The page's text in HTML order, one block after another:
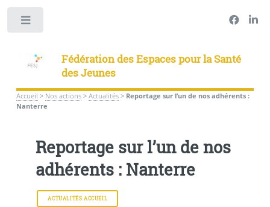
Fédération des Espaces pour la Santé
des Jeunes
Accueil > Nos actions> Actualités> Reportage sur l’un de nos adhérents :
Nanterre
Reportage sur l’un de nos
adhérents : Nanterre
ACTUALITÉS ACCUEIL
Panneau de gestion des cookies